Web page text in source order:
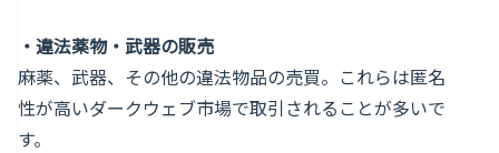
・ 違法薬物・武器の販売
麻薬、武器、その他の違法物品の売買。これらは匿名
性が高いダークウェブ市場で取引されることが多いで
す。